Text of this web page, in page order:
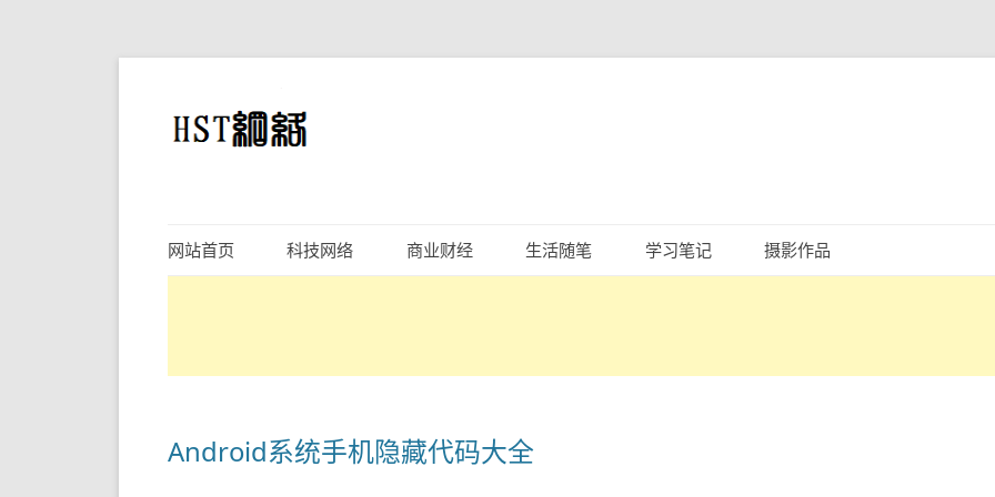
文
网站首页 科技网络 商业财经 生活随笔 学习笔记 摄影作品
Android系统手机隐藏代码大全